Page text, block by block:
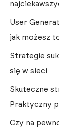
User
jak możesz
Strategie
się w sieci
Skuteczne
Praktyczny
Czy na